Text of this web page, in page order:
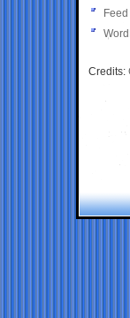
Credits: